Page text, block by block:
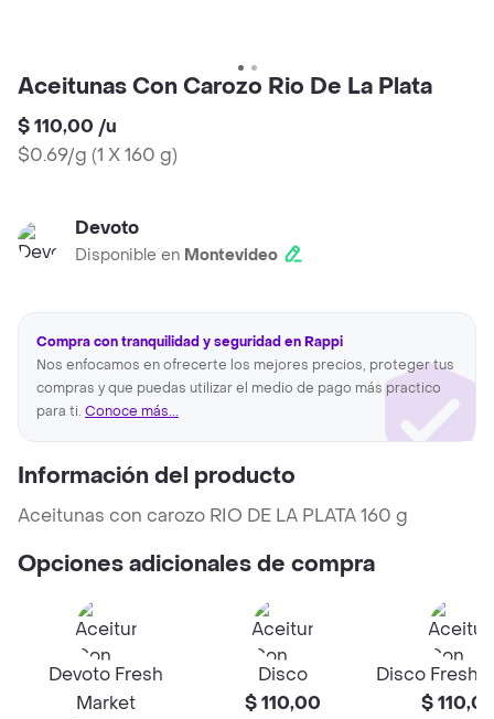
Aceitunas Con Carozo Rio De La Plata
$ 110,00 /u
$0.69/g (1 X 160 g)
Devoto
Disponible en Montevideo
Compra con tranquilidad y seguridad en Rappi
Nos enfocamos en ofrecerte los mejores precios, proteger tus
compras y que puedas utilizar el medio de pago más practico
para ti. Conoce más...
Información del producto
Aceitunas con carozo RIO DE LA PLATA 160 g
Opciones adicionales de compra
Devoto Fresh
Market
Disco
$ 110,00
Disco Fresh
$